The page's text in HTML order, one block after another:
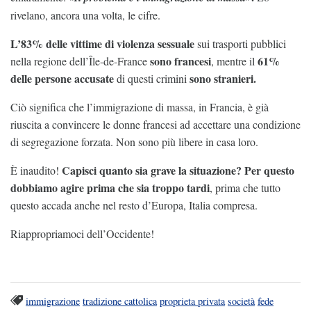
rivelano, ancora una volta, le cifre.
L’83% delle vittime di violenza sessualesui trasporti pubblici
nella regione dell’Île-de-Francesono francesi, mentre il61%
delle persone accusatedi questi criminisono stranieri.
Ciò significa che l’immigrazione di massa, in Francia, è già
riuscita a convincere le donne francesi ad accettare una condizione
di segregazione forzata. Non sono più libere in casa loro.
È inaudito! Capisci quanto sia grave la situazione? Per questo
dobbiamo agire prima che sia troppo tardi, prima che tutto
questo accada anche nel resto d’Europa, Italia compresa.
Riappropriamoci dell’Occidente!
immigrazione tradizione cattolica proprieta privata società fede